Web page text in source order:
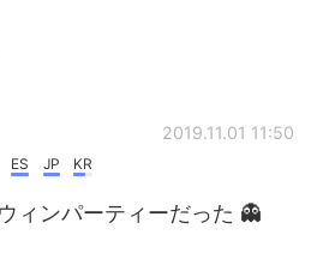
App
ES JP KR
2019.11.01 11:50
ィンパーティーだった 👻